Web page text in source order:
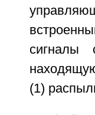
сигналы
(1)